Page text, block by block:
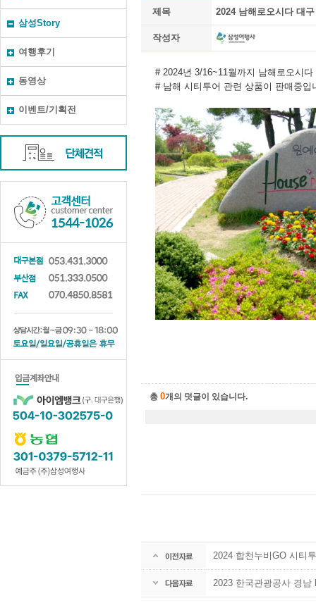
삼성Story
여행후기
동영상
이벤트/기획전
제목 2024 남해로오시다 대
작성자
총 0개의 덧글이 있습니다.
2024 합천누비GO 시티
2023 한국관광공사 경